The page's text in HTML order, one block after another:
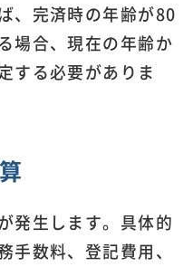
、完済時の年齢が80
場合、現在の年齢か
する必要がありま
発生します。具体的
手数料、登記費用、